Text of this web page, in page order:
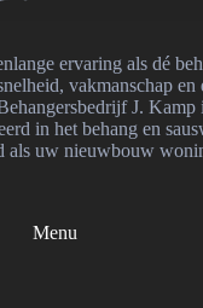
ervaring als dé
vakmanschap en
J. Kamp
in het behang en
als uw nieuwbouw
Menu